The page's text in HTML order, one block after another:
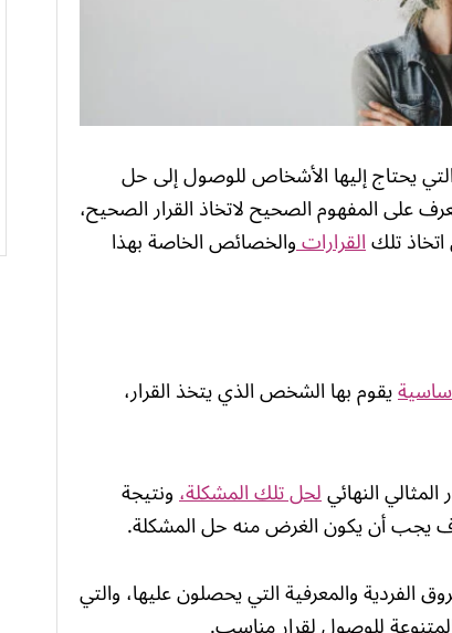
يحتاج إليها الأشخاص للوصول إلى حل
على المفهوم الصحيح لاتخاذ القرار الصحيح،
تلكالقراراتوالخصائص الخاصة بهذا
يقوم بها الشخص الذي يتخذ القرار،
النهائيلحل تلك المشكلة،ونتيجة
يجب أن يكون الغرض منه حل المشكلة.
الفردية والمعرفية التي يحصلون عليها، والتي